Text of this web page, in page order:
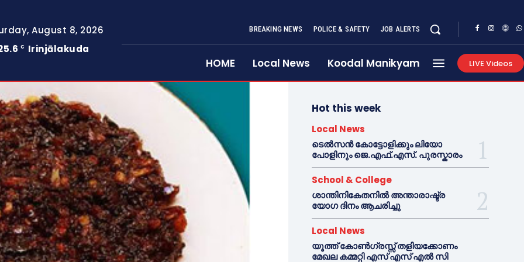
August 8, 2026
C Irinjālakuda
BREAKING NEWS POLICE & SAFETY JOB ALERTS
HOME Local News Koodal Manikyam LIVE Videos
Hot this week
Local News
ടെൽസൻ കോട്ടോളിക്കും ലിയോ
പോളിനും ജെ.എഫ്.എസ്. പുരസ്കാരം
School & College
ശാന്തിനികേതനിൽ അന്താരാഷ്ട്ര
യോഗ ദിനം ആചരിച്ചു
Local News
യൂത്ത് കോൺഗ്രസ്സ് തളിയക്കോണം
മേഖല കമ്മറ്റി എസ് എസ് എൽ സി